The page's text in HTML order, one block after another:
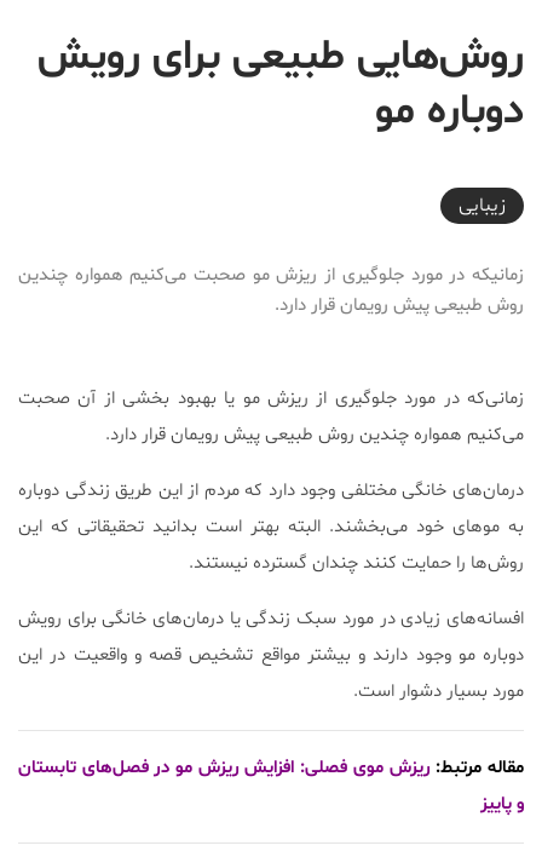
روش‌هایی طبیعی برای رویش
دوباره مو
2017-12-03T20:18:04+03:30
زیبایی
زمانیکه در مورد جلوگیری از ریزش مو صحبت می‌کنیم همواره چندین
روش طبیعی پیش رویمان قرار دارد.
زمانی‌که در مورد جلوگیری از ریزش مو یا بهبود بخشی از آن صحبت
می‌کنیم همواره چندین روش طبیعی پیش رویمان قرار دارد.
درمان‌های خانگی مختلفی وجود دارد که مردم از این طریق زندگی دوباره
به موهای خود می‌بخشند. البته بهتر است بدانید تحقیقاتی که این
روش‌ها را حمایت کنند چندان گسترده نیستند.
افسانه‌های زیادی در مورد سبک زندگی یا درمان‌های خانگی برای رویش
دوباره مو وجود دارند و بیشتر مواقع تشخیص قصه و واقعیت در این
مورد بسیار دشوار است.
مقاله مرتبط: ریزش موی فصلی: افزایش ریزش مو در فصل‌های تابستان
و پاییز